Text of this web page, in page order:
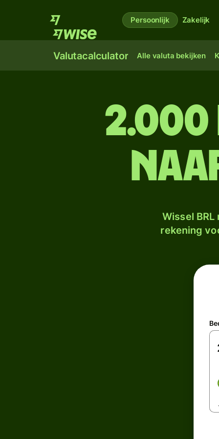
Persoonlijk Zakelijk
Valutacalculator Alle valuta bekijken
Wissel
rekening